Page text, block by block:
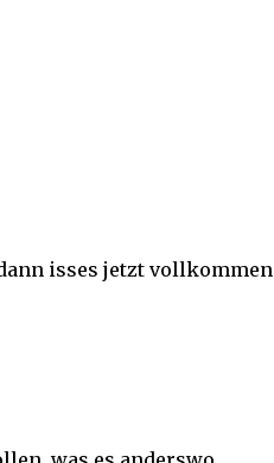
isses jetzt vollkommen